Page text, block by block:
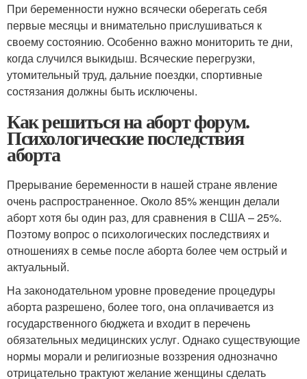
При беременности нужно всячески оберегать себя
первые месяцы и внимательно прислушиваться к
своему состоянию. Особенно важно мониторить те дни,
когда случился выкидыш. Всяческие перегрузки,
утомительный труд, дальние поездки, спортивные
состязания должны быть исключены.
Как решиться на аборт форум.
Психологические последствия
аборта
Прерывание беременности в нашей стране явление
очень распространенное. Около 85% женщин делали
аборт хотя бы один раз, для сравнения в США – 25%.
Поэтому вопрос о психологических последствиях и
отношениях в семье после аборта более чем острый и
актуальный.
На законодательном уровне проведение процедуры
аборта разрешено, более того, она оплачивается из
государственного бюджета и входит в перечень
обязательных медицинских услуг. Однако существующие
нормы морали и религиозные воззрения однозначно
отрицательно трактуют желание женщины сделать